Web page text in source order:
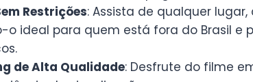
Restrições: Assista de qualquer
o ideal para quem está fora do Brasil e
de Alta Qualidade: Desfrute do filme